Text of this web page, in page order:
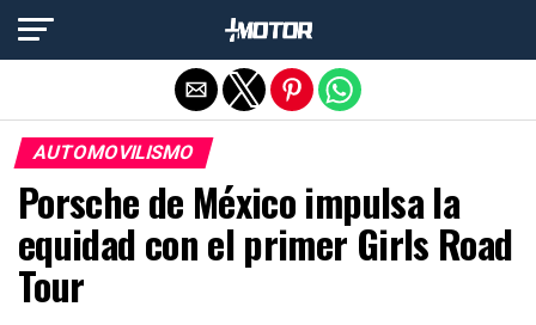
AUTOMOVILISMO
Porsche de México impulsa la
equidad con el primer Girls Road
Tour
Salir de la versión móvil